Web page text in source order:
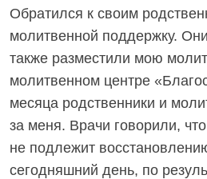
Обратился к своим
молитвенной поддержку.
также разместили мою
молитвенном центре
месяца родственники и
за меня. Врачи говорили,
не подлежит
сегодняшний день, по